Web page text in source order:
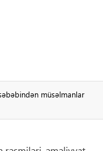
müsəlmanlar